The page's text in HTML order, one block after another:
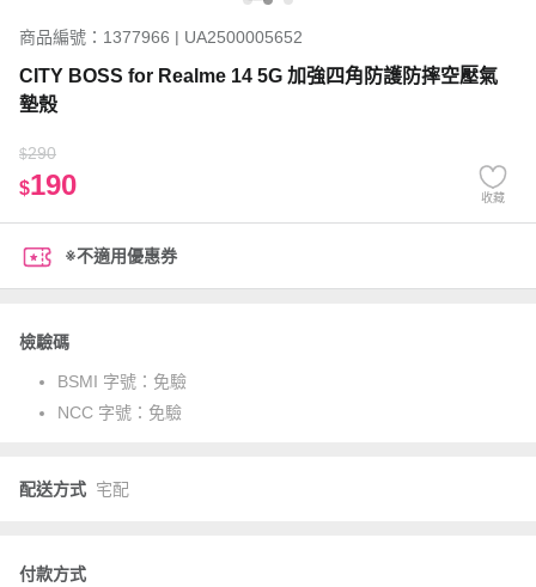
商品編號：1377966 | UA2500005652
CITY BOSS for Realme 14 5G 加強四角防護防摔空壓氣
墊殼
$290
$190 收藏
※不適用優惠券
檢驗碼
BSMI 字號： 免驗
NCC 字號： 免驗
配送方式 宅配
付款方式